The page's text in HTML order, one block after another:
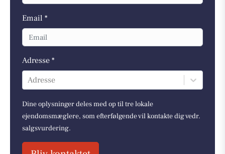
Email *
Adresse *
Adresse
Dine oplysninger deles med op til tre lokale
ejendomsmæglere, som efterfølgende vil kontakte dig vedr.
salgsvurdering.